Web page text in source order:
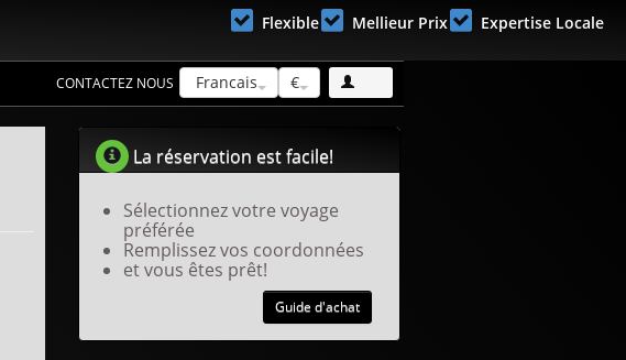
Flexible Mellieur Prix Expertise Locale
CONTACTEZ NOUS Francais €
S'inscrire!
La réservation est facile!
Sélectionnez votre voyage
préférée
Remplissez vos coordonnées
et vous êtes prêt!
Guide d'achat